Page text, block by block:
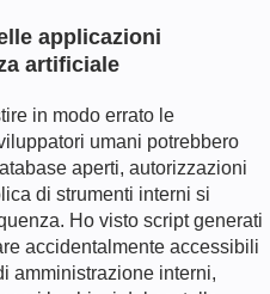
applicazioni
artificiale
in modo errato le
umani potrebbero
aperti, autorizzazioni
di strumenti interni si
Ho visto script generati
accidentalmente accessibili
amministrazione interni,